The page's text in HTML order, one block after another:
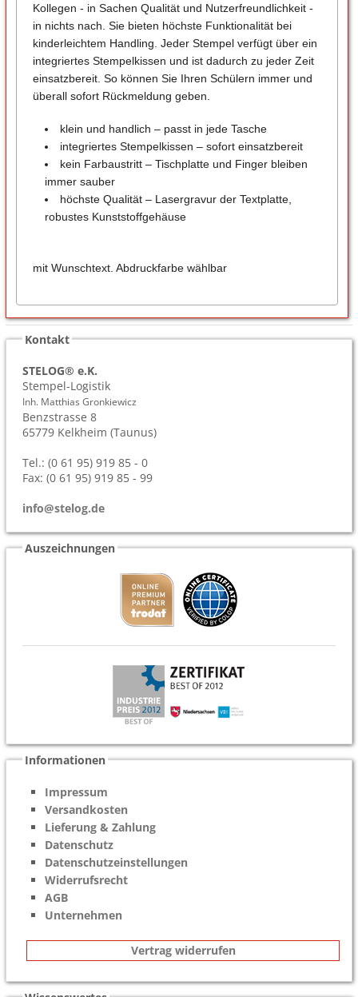
Kollegen - in Sachen Qualität und Nutzerfreundlichkeit -
in nichts nach. Sie bieten höchste Funktionalität bei
kinderleichtem Handling. Jeder Stempel verfügt über ein
integriertes Stempelkissen und ist dadurch zu jeder Zeit
einsatzbereit. So können Sie Ihren Schülern immer und
überall sofort Rückmeldung geben.
klein und handlich – passt in jede Tasche
integriertes Stempelkissen – sofort einsatzbereit
kein Farbaustritt – Tischplatte und Finger bleiben
immer sauber
höchste Qualität – Lasergravur der Textplatte,
robustes Kunststoffgehäuse
mit Wunschtext. Abdruckfarbe wählbar
Kontakt
STELOG® e.K.
Stempel-Logistik
Inh. Matthias Gronkiewicz
Benzstrasse 8
65779 Kelkheim (Taunus)
Tel.: (0 61 95) 919 85 - 0
Fax: (0 61 95) 919 85 - 99
info@stelog.de
Auszeichnungen
Informationen
Impressum
Versandkosten
Lieferung & Zahlung
Datenschutz
Datenschutzeinstellungen
Widerrufsrecht
AGB
Unternehmen
Vertrag widerrufen